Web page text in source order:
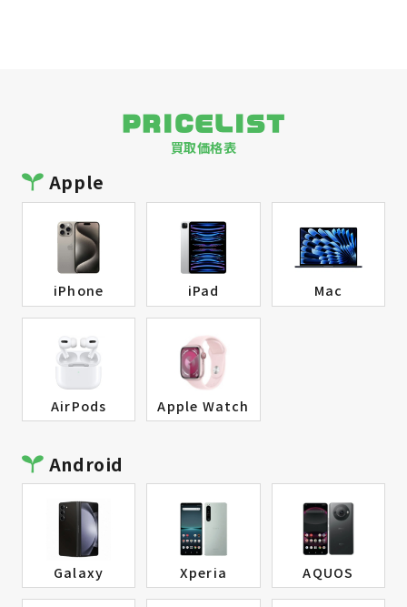
PRICELIST
買取価格表
Apple
iPhone iPad Mac
AirPods Apple Watch
Android
Galaxy Xperia AQUOS